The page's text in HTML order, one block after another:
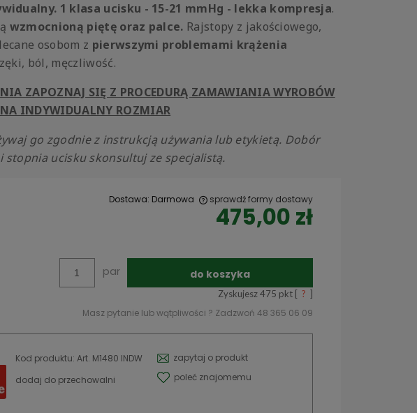
1 klasa ucisku - 15-21 mmHg - lekka kompresja.
wzmocnioną piętę oraz palce. Rajstopy z jakościowego,
osobom z pierwszymi problemami krążenia
ból, męczliwość.
ZAPOZNAJ SIĘ Z PROCEDURĄ ZAMAWIANIA WYROBÓW
NA INDYWIDUALNY ROZMIAR
go zgodnie z instrukcją używania lub etykietą. Dobór
stopnia ucisku skonsultuj ze specjalistą.
Dostawa: Darmowa sprawdź formy dostawy
475,00 zł
par do koszyka
Zyskujesz475 pkt [ ? ]
Masz pytanie lub wątpliwości ? Zadzwoń 48 365 06 09
Kod produktu: Art. M1480 INDW
dodaj do przechowalni
zapytaj o produkt
poleć znajomemu